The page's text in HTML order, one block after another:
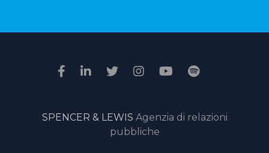
il
della
giuria
online
SPENCER & LEWIS Agenzia di relazioni
pubbliche